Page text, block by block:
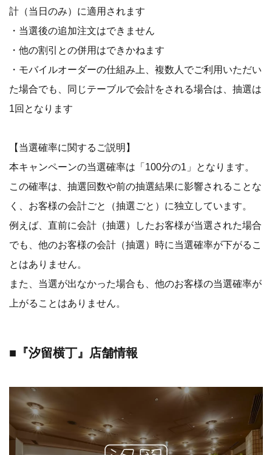
計（当日のみ）に適用されます
・当選後の追加注文はできません
・他の割引との併用はできかねます
・モバイルオーダーの仕組み上、複数人でご利用いただい
た場合でも、同じテーブルで会計をされる場合は、抽選は
1回となります
【当選確率に関するご説明】
本キャンペーンの当選確率は「100分の1」となります。
この確率は、抽選回数や前の抽選結果に影響されることな
く、お客様の会計ごと（抽選ごと）に独立しています。
例えば、直前に会計（抽選）したお客様が当選された場合
でも、他のお客様の会計（抽選）時に当選確率が下がるこ
とはありません。
また、当選が出なかった場合も、他のお客様の当選確率が
上がることはありません。
■『汐留横丁』店舗情報